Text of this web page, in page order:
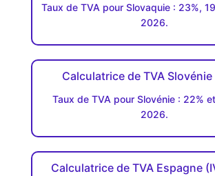
Taux de TVA pour Slovaquie : 23%,
2026.
Calculatrice de TVA Slovénie
Taux de TVA pour Slovénie : 22%
2026.
Calculatrice de TVA Espagne